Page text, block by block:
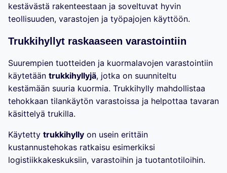
kestävästä rakenteestaan ja soveltuvat hyvin
teollisuuden, varastojen ja työpajojen käyttöön.
Trukkihyllyt raskaaseen varastointiin
Suurempien tuotteiden ja kuormalavojen varastointiin
käytetään trukkihyllyjä, jotka on suunniteltu
kestämään suuria kuormia. Trukkihylly mahdollistaa
tehokkaan tilankäytön varastoissa ja helpottaa tavaran
käsittelyä trukilla.
Käytetty trukkihylly on usein erittäin
kustannustehokas ratkaisu esimerkiksi
logistiikkakeskuksiin, varastoihin ja tuotantotiloihin.